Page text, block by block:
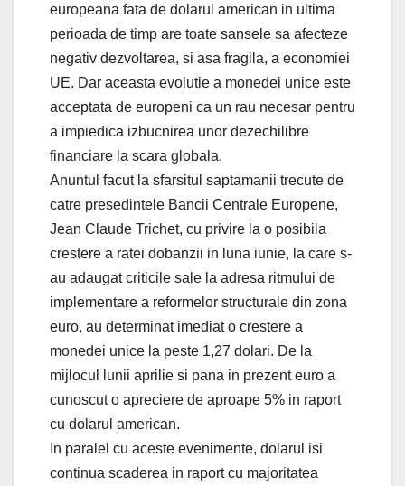
europeana fata de dolarul american in ultima
perioada de timp are toate sansele sa afecteze
negativ dezvoltarea, si asa fragila, a economiei
UE. Dar aceasta evolutie a monedei unice este
acceptata de europeni ca un rau necesar pentru
a impiedica izbucnirea unor dezechilibre
financiare la scara globala.
Anuntul facut la sfarsitul saptamanii trecute de
catre presedintele Bancii Centrale Europene,
Jean Claude Trichet, cu privire la o posibila
crestere a ratei dobanzii in luna iunie, la care s-
au adaugat criticile sale la adresa ritmului de
implementare a reformelor structurale din zona
euro, au determinat imediat o crestere a
monedei unice la peste 1,27 dolari. De la
mijlocul lunii aprilie si pana in prezent euro a
cunoscut o apreciere de aproape 5% in raport
cu dolarul american.
In paralel cu aceste evenimente, dolarul isi
continua scaderea in raport cu majoritatea